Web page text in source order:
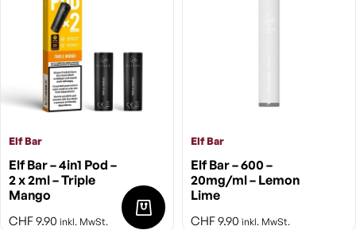
Elf Bar
Elf Bar – 4in1 Pod –
2 x 2ml – Triple
Mango
CHF9.90 inkl. MwSt.
Elf Bar
Elf Bar – 600 –
20mg/ml – Lemon
Lime
CHF9.90 inkl. MwSt.